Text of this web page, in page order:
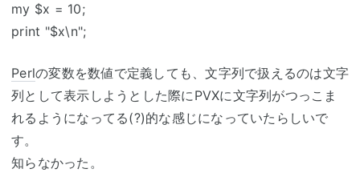
my $x = 10;
print "$x\n";
Perlの変数を数値で定義しても、文字列で扱えるのは文字
列として表示しようとした際にPVXに文字列がつっこま
れるようになってる(?)的な感じになっていたらしいで
す。
知らなかった。